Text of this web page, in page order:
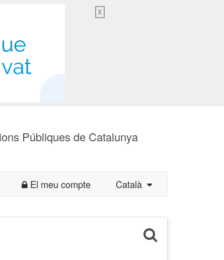
X
Públiques de Catalunya
El meu compte Català